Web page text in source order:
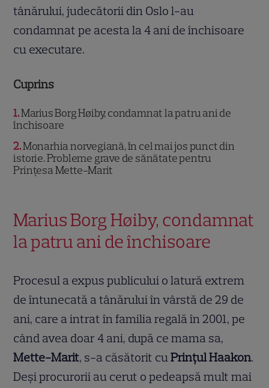
tânărului, judecătorii din Oslo l-au
condamnat pe acesta la 4 ani de închisoare
cu executare.
Cuprins
1 Marius Borg Høiby, condamnat la patru ani de
închisoare
2 Monarhia norvegiană, în cel mai jos punct din
istorie. Probleme grave de sănătate pentru
Prințesa Mette-Marit
Marius Borg Høiby, condamnat
la patru ani de închisoare
Procesul a expus publicului o latură extrem
de întunecată a tânărului în vârstă de 29 de
ani, care a intrat în familia regală în 2001, pe
când avea doar 4 ani, după ce mama sa,
Mette-Marit, s-a căsătorit cuPrințul Haakon.
Deși procurorii au cerut o pedeapsă mult mai